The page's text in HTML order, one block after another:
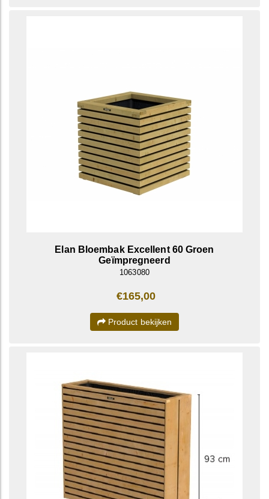
Elan Bloembak Excellent 60 Groen
Geïmpregneerd
1063080
€165,00
Product bekijken